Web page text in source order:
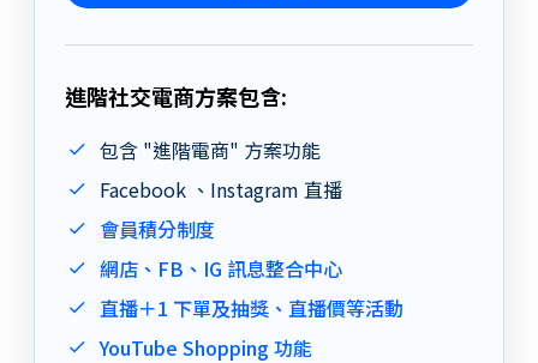
進階社交電商方案包含:
包含 "進階電商" 方案功能
Facebook 、Instagram 直播
會員積分制度
網店、FB、IG 訊息整合中心
直播＋1 下單及抽獎、直播價等活動
YouTube Shopping 功能